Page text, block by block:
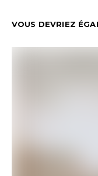
VOUS DEVRIEZ